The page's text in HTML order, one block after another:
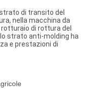
di transito del
nella macchina da
di rottura del
strato anti-molding ha
e prestazioni di